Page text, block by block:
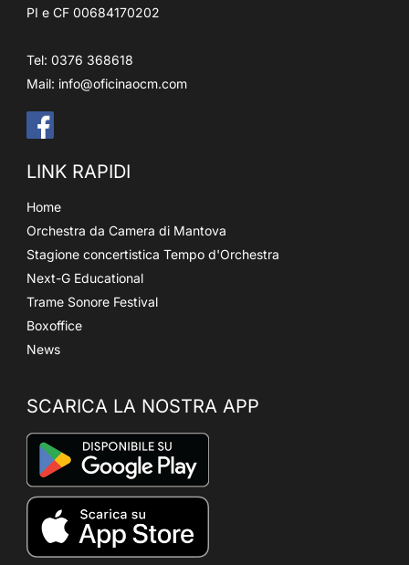
PI e CF 00684170202
Tel: 0376 368618
Mail: info@oficinaocm.com
LINK RAPIDI
Home
Orchestra da Camera di Mantova
Stagione concertistica Tempo d'Orchestra
Next-G Educational
Trame Sonore Festival
Boxoffice
News
SCARICA LA NOSTRA APP